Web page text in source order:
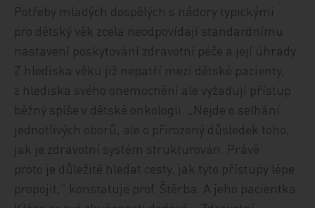
Potřeby mladých dospělých s nádory typickými
pro dětský věk zcela neodpovídají standardnímu
nastavení poskytování zdravotní péče a její úhrady.
Z hlediska věku již nepatří mezi dětské pacienty,
z hlediska svého onemocnění ale vyžadují přístup
běžný spíše v dětské onkologii. „Nejde o selhání
jednotlivých oborů, ale o přirozený důsledek toho,
jak je zdravotní systém strukturován. Právě
proto je důležité hledat cesty, jak tyto přístupy lépe
propojit,“ konstatuje prof. Štěrba. A jeho pacientka